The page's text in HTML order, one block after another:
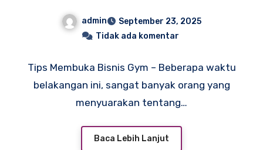
admin
September 23, 2025
Tidak ada komentar
Tips Membuka Bisnis Gym – Beberapa waktu
belakangan ini, sangat banyak orang yang
menyuarakan tentang…
Baca Lebih Lanjut